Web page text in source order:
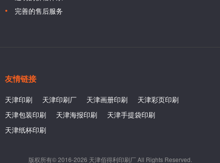
完善的售后服务
友情链接
天津印刷 天津印刷厂 天津画册印刷
天津彩页印刷
天津包装印刷
天津海报印刷
天津手提袋印刷
天津纸杯印刷
版权所有© 2016-2026 天津佰得利印刷厂 All Rights Reserved.